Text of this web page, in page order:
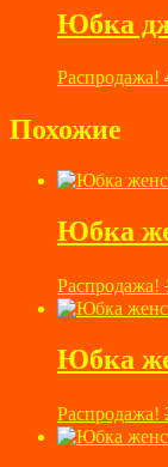
Юбка
Распродажа!
Похожие
Юбка
Распродажа!
Юбка
Распродажа!